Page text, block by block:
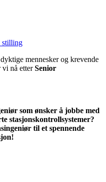
stilling
mennesker og krevende
vi nå etterSenior
som ønsker å jobbe med
stasjonskontrollsystemer?
til et spennende